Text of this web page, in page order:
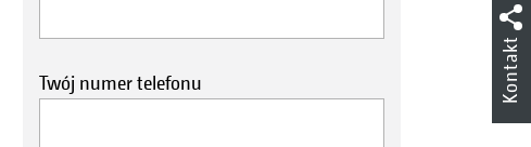
Twój numer telefonu Kontakt